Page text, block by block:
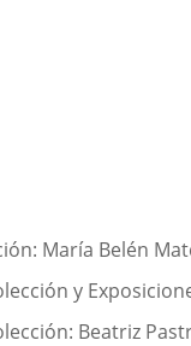
María Belén
y
Beatriz